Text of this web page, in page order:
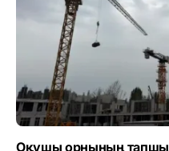
Оқушы орнының